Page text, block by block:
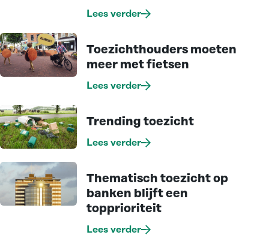
Lees verder
Toezichthouders moeten
meer met fietsen
Lees verder
Trending toezicht
Lees verder
Thematisch toezicht op
banken blijft een
topprioriteit
Lees verder